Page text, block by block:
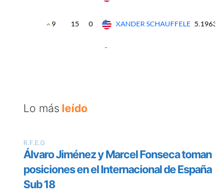
Lo más leído